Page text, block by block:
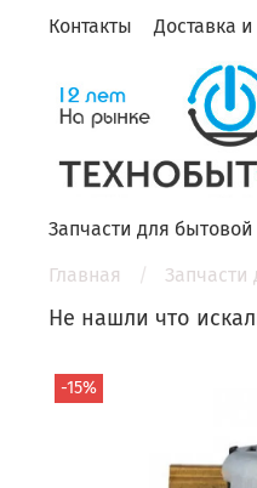
Контакты Доставка и
Запчасти для бытовой
Главная
Запчасти
Не нашли что
-15%